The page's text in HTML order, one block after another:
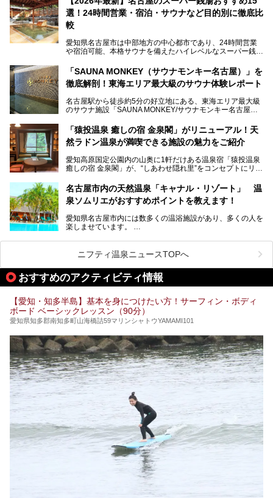
この地で30年にわたり愛され続けてきた施設だからこそ、
地元住民をはじめオープンを待ちわびている人も多いのでは
ないでしょうか。
老朽化した設備の補修を機に、2年前からじっくり構想を練
ってきたというだけあって、館内の充実度は想像以上。
以前の4倍に拡張したという露天エリアや10の浴槽、40人収
容の巨大なスタジアムサウナに、岩盤浴やリラクゼーション
までまるごと楽しめる施設に生まれ変わりました。
今回は、全面リニューアルして新しくなった「スパアクアス
選！24時間営業・宿泊・サウナなど目的別に徹底比
較
愛知県名古屋市は中部地方の中心都市であり、24時間営業
や宿泊可能、本格サウナを備えたハイレベルなスーパー銭湯
そのため、「日々の仕事の疲れを心身ともにリセットした
い」「休日に時間を忘れて1日中ダラダラ過ごしたい」「コ
くある点が魅力です！
お好みの温泉施設を見つけて楽しんでくださいね。
「SAUNA MONKEY（サウナモンキー名古屋）」を
徹底解剖！東海エリア最大級のサウナ体験レポート
名古屋駅から徒歩約5分の好立地にある、東海エリア最大級
のサウナ施設「SAUNA MONKEY/サウナモンキー名古屋」
「名古屋駅周辺ってサウナが少ないよね」という声をよく耳
にするだけあり、アクセスの良さにも胸が高鳴ります。
今回は普段は男性専用となっているパブリックサウナが、女
さっそく取材してきました！
「猿投温泉 癒しの宿 金泉閣」がリニューアル！天
然ラドン温泉が満喫できる施設の魅力をご紹介
愛知高原国定公園内の山奥に1軒だけある温泉宿「猿投温泉
癒しの宿 金泉閣」が、“しあわせ隠れ里”をコンセプトにリニ
天然ラドン温泉が堪能できるお風呂や、新設・改装された客
室、地元の食材と温泉水で作られたお料理……。
ご紹介します。
名古屋市内の天然温泉「キャナル・リゾート」 温
泉ソムリエがおすすめポイントを教えます！
愛知県名古屋市内には数多くの温浴施設があり、多くの人を
楽しませています。
ムリエの目線で紹介していきます！
名古屋市内にはスーパー銭湯や日帰り温泉が多く、「どこに
行こうかな？」と悩んでしまう方も多いと思います。
ぜひこの記事を参考にして「キャナル・リゾート」に出かけ
てみるのはいかがでしょうか？
ニフティ温泉ニュースTOPへ
おすすめのアクティビティ情報
【愛知・知多半島】基本を身につけたい方！サーフィン・ボディ
ボード ベーシックレッスン（90分）
愛知県知多郡南知多町山海橋詰59マリンシャトウYAMAMI101